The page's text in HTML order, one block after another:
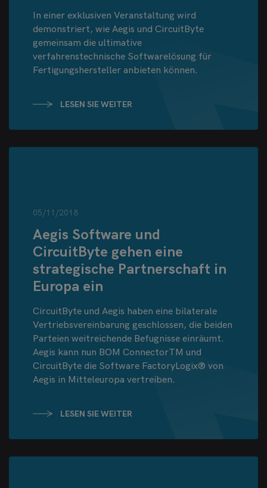
In einer exklusiven Veranstaltung wird
demonstriert, wie Aegis und CircuitByte
gemeinsam die ultimative
verfahrenstechnische Softwarelösung für
Fertigungshersteller anbieten können.
LESEN SIE WEITER
05/11/2018
Aegis Software und
CircuitByte gehen eine
strategische Partnerschaft in
Europa ein
CircuitByte und Aegis haben eine bilaterale
Vertriebsvereinbarung geschlossen, die beiden
Parteien weitreichende Befugnisse einräumt.
Aegis kann nun BOM ConnectorTM und
CircuitByte die Software FactoryLogix® von
Aegis in Mitteleuropa vertreiben.
LESEN SIE WEITER